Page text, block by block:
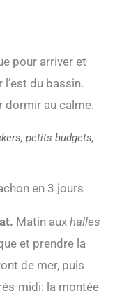
pour arriver et
du bassin.
dormir au calme.
petits budgets,
en 3 jours
Matin aux halles
et prendre la
de mer, puis
midi: la montée